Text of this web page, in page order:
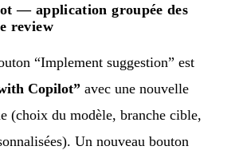
— application groupée des
review
“Implement suggestion” est
Copilot” avec une nouvelle
(choix du modèle, branche cible,
Un nouveau bouton